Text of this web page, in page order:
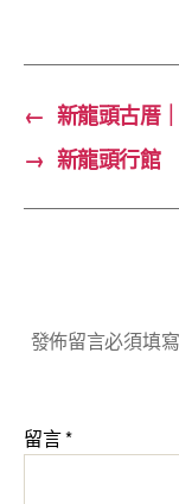
← 新龍頭古厝
→ 新龍頭行館
發佈留言必須填
留言*